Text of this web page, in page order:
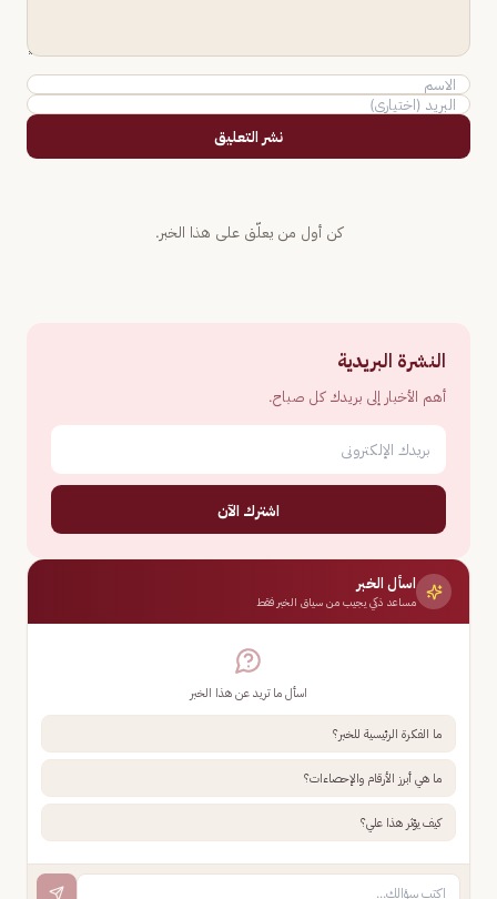
نشر التعليق
كن أول من يعلّق على هذا الخبر.
النشرة البريدية
أهم الأخبار إلى بريدك كل صباح.
اشترك الآن
اسأل الخبر
مساعد ذكي يجيب من سياق الخبر فقط
اسأل ما تريد عن هذا الخبر
ما الفكرة الرئيسية للخبر؟
ما هي أبرز الأرقام والإحصاءات؟
كيف يؤثر هذا علي؟